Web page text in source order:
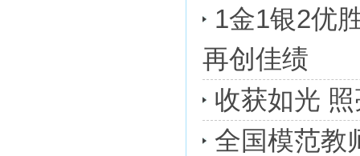
1金1银2优
再创佳绩
收获如光
全国模范教